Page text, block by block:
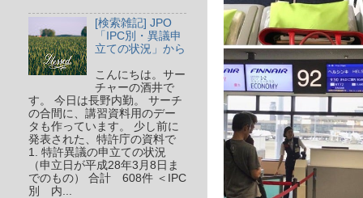
[検索雑記] JPO
「IPC別・異議申
立ての状況」から
こんにちは。サー
チャーの酒井で
す。 今日は長野内勤。 サーチ
の合間に、講習資料用のデー
タも作っています。 少し前に
発表された、特許庁の資料で
1. 特許異議の申立ての状況
（申立日が平成28年3月8日ま
でのもの） 合計 608件 ＜IPC
別 内...